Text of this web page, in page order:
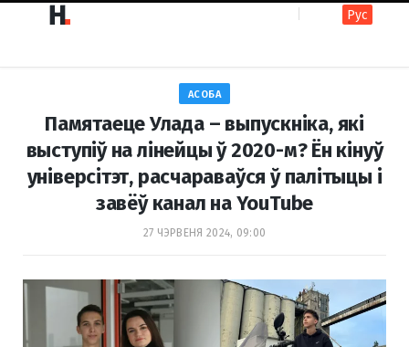
b
s
a
Рус
АСОБА
Памятаеце Улада – выпускніка, які
выступіў на лінейцы ў 2020-м? Ён кінуў
універсітэт, расчараваўся ў палітыцы і
завёў канал на YouTube
27 ЧЭРВЕНЯ 2024, 09:00